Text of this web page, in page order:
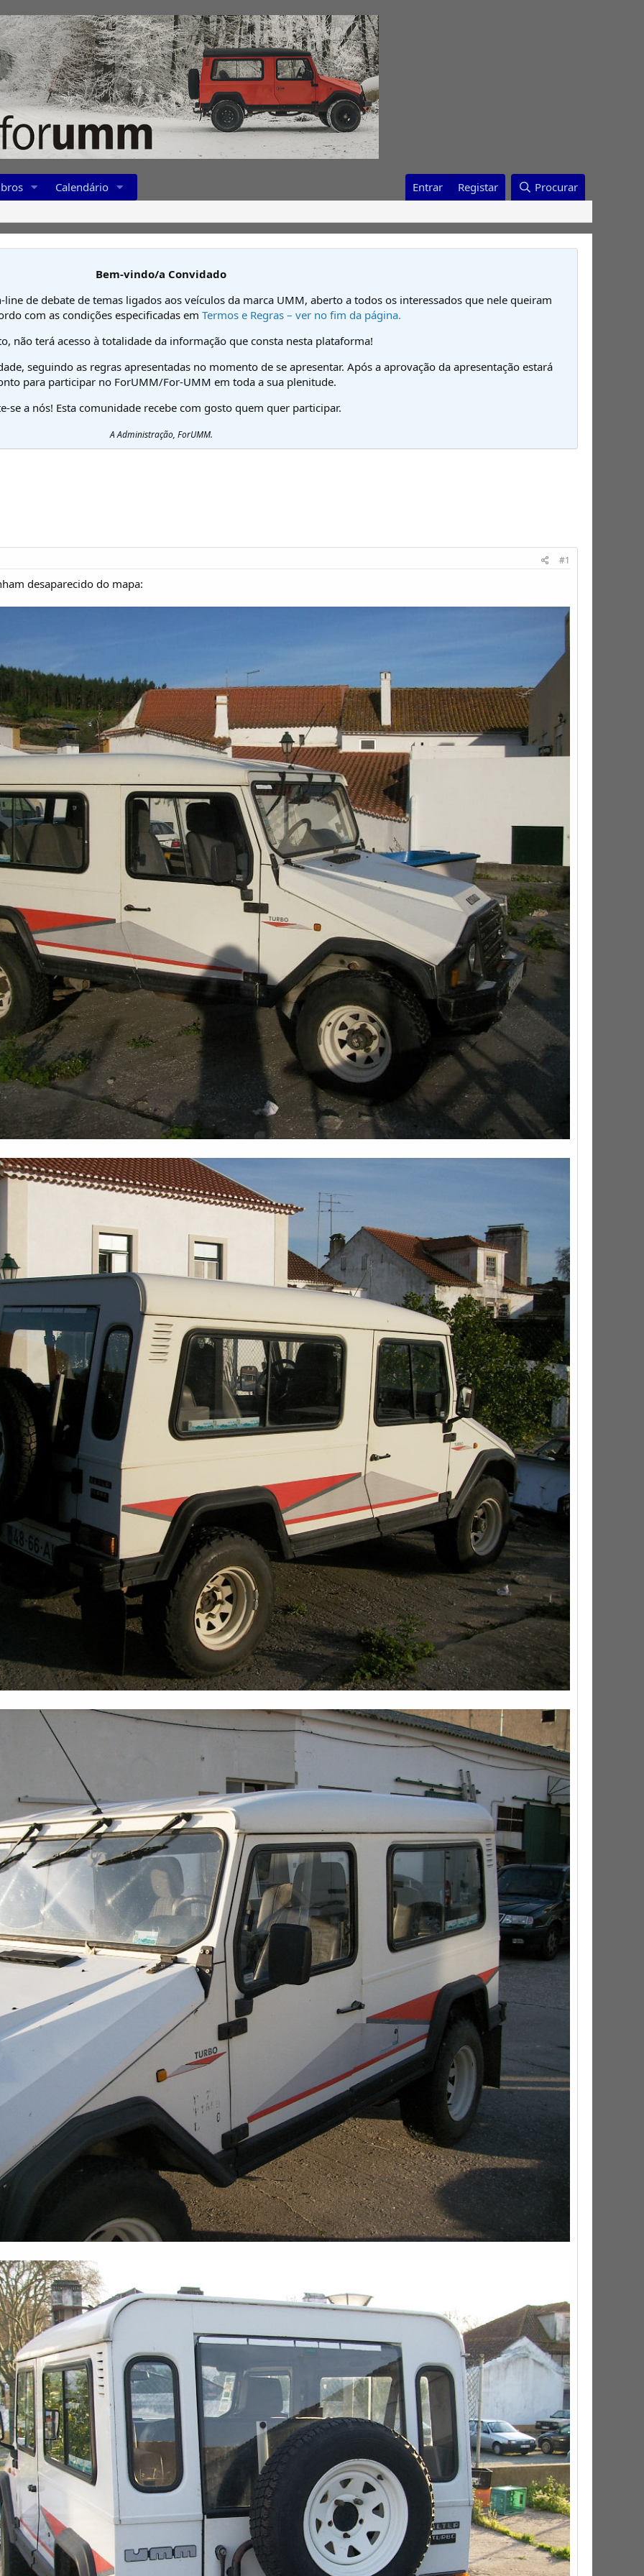
Calendário Entrar Registar Procurar
Bem-vindo/a Convidado
de debate de temas ligados aos veículos da marca UMM, aberto a todos os interessados que nele queiram
com as condições especificadas em Termos e Regras – ver no fim da página.
não terá acesso à totalidade da informação que consta nesta plataforma!
seguindo as regras apresentadas no momento de se apresentar. Após a aprovação da apresentação estará
para participar no ForUMM/For-UMM em toda a sua plenitude.
se a nós! Esta comunidade recebe com gosto quem quer participar.
A Administração, ForUMM.
#1
desaparecido do mapa: